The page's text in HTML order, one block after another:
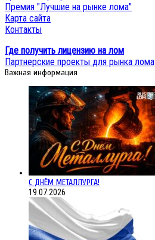
Премия "Лучшие на рынке лома"
Карта сайта
Контакты
Где получить лицензию на лом
Партнерские проекты для рынка лома
Важная информация
С ДНЁМ МЕТАЛЛУРГА!
19.07.2026